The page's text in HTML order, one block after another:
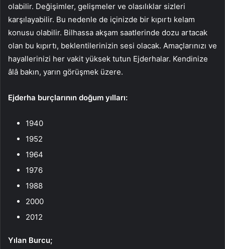
olabilir. Değişimler, gelişmeler ve olasılıklar sizleri
karşılayabilir. Bu nedenle de içinizde bir kıpırtı kelam
konusu olabilir. Bilhassa akşam saatlerinde dozu artacak
olan bu kıpırtı, beklentilerinizin sesi olacak. Amaçlarınızı ve
hayallerinizi her vakit yüksek tutun Ejderhalar. Kendinize
âlâ bakın, yarın görüşmek üzere.
Ejderha burçlarının doğum yılları:
1940
1952
1964
1976
1988
2000
2012
Yılan Burcu;